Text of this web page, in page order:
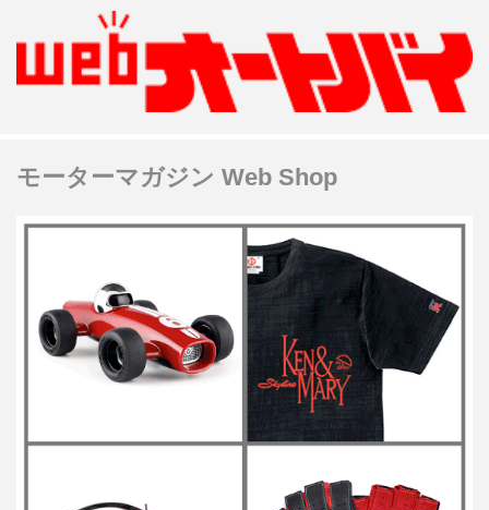
モーターマガジン Web Shop